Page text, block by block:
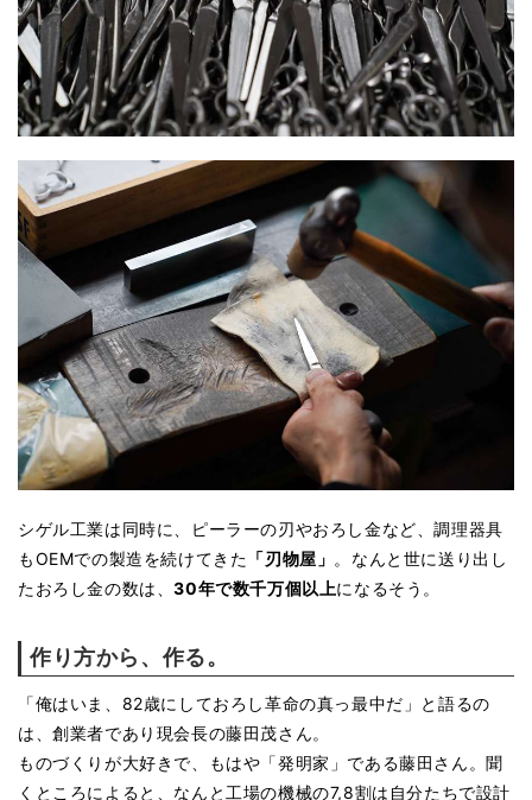
シゲル工業は同時に、ピーラーの刃やおろし金など、調理器具
もOEMでの製造を続けてきた 「刃物屋」 。なんと世に送り出し
たおろし金の数は、30年で数千万個以上になるそう。
作り方から、作る。
「俺はいま、82歳にしておろし革命の真っ最中だ」と語るの
は、創業者であり現会長の藤田茂さん。
ものづくりが大好きで、もはや「発明家」である藤田さん。聞
くところによると、なんと工場の機械の7,8割は自分たちで設計